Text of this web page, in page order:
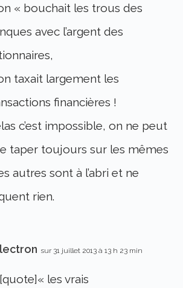
« bouchait les trous des
avec l’argent des
taxait largement les
financières !
c’est impossible, on ne peut
taper toujours sur les mêmes
autres sont à l’abri et ne
rien.
sur 31 juillet 2013 à 13 h 23 min
les vrais